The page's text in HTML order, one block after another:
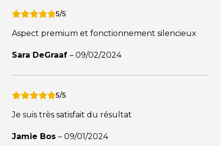
5/5
Aspect premium et fonctionnement silencieux
Sara DeGraaf – 09/02/2024
5/5
Je suis très satisfait du résultat
Jamie Bos – 09/01/2024